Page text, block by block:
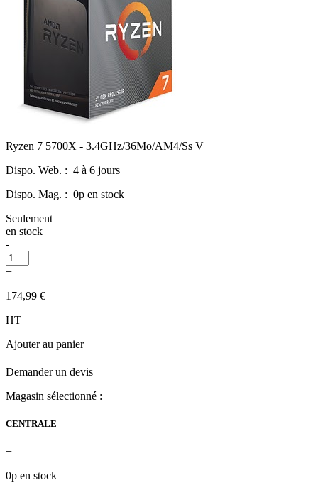
Ryzen 7 5700X - 3.4GHz/36Mo/AM4/Ss V
Dispo. Web. : 4 à 6 jours
Dispo. Mag. : 0p en stock
Seulement
en stock
-
+
174,99 €
HT
Ajouter au panier
Demander un devis
Magasin sélectionné :
CENTRALE
+
0p en stock